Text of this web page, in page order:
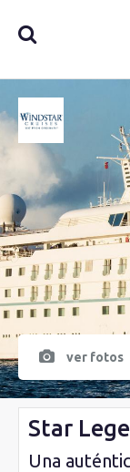
Busca
aquí tu
crucero
ver fotos
Star
Una